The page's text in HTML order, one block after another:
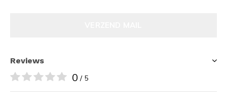
Reviews
0 / 5